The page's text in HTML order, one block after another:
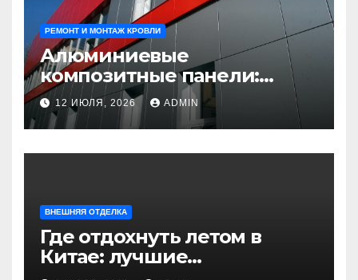
РЕМОНТ И МОНТАЖ КРОВЛИ
Алюминиевые
композитные панели:
универсальное решение
для современного
строительства и дизайна
12 ИЮЛЯ, 2026 ADMIN
ВНЕШНЯЯ ОТДЕЛКА
Где отдохнуть летом в
Китае: лучшие